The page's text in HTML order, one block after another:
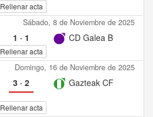
Rellenar acta
Sábado, 8 de Noviembre de 2025
1 · 1 CD Galea B
Rellenar acta
Domingo, 16 de Noviembre de 2025
3· 2 Gazteak CF
Rellenar acta